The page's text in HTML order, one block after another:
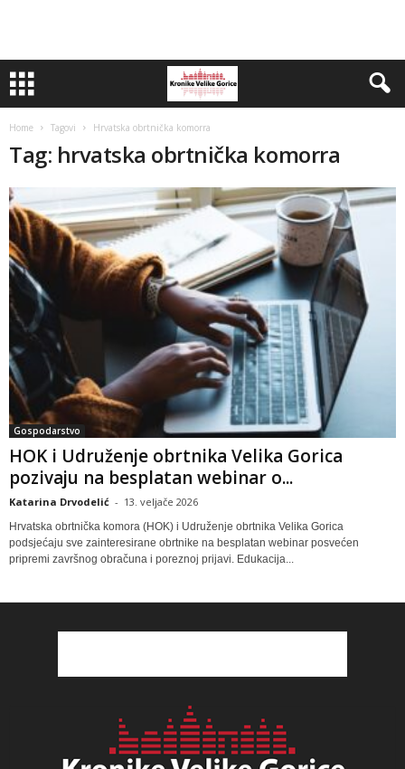
Home Tagovi Hrvatska obrtnička komorra
Tag: hrvatska obrtnička komorra
Gospodarstvo
HOK i Udruženje obrtnika Velika Gorica
pozivaju na besplatan webinar o...
Katarina Drvodelić - 13. veljače 2026
Hrvatska obrtnička komora (HOK) i Udruženje obrtnika Velika Gorica
podsjećaju sve zainteresirane obrtnike na besplatan webinar posvećen
pripremi završnog obračuna i poreznoj prijavi. Edukacija...